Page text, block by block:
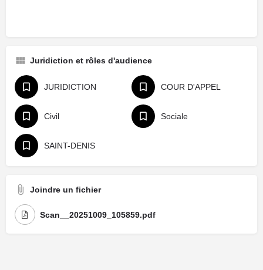
Juridiction et rôles d'audience
JURIDICTION COUR D'APPEL
Civil Sociale
SAINT-DENIS
Joindre un fichier
Scan__20251009_105859.pdf